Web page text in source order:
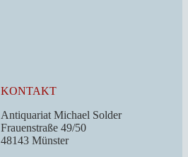
KONTAKT
Antiquariat Michael Solder
Frauenstraße 49/50
48143 Münster